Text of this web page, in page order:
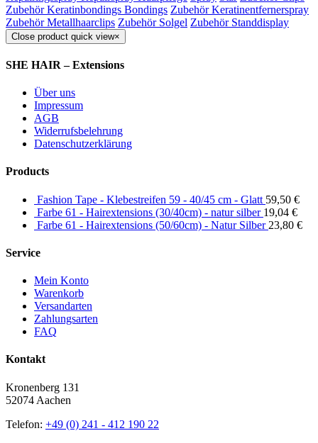
Zubehör Keratinbondings Bondings Zubehör Keratinentfernerspray
Zubehör Metallhaarclips Zubehör Solgel Zubehör Standdisplay
Close product quick view×
SHE HAIR – Extensions
Über uns
Impressum
AGB
Widerrufsbelehrung
Datenschutzerklärung
Products
Fashion Tape - Klebestreifen 59 - 40/45 cm - Glatt 59,50 €
Farbe 61 - Hairextensions (30/40cm) - natur silber 19,04 €
Farbe 61 - Hairextensions (50/60cm) - Natur Silber 23,80 €
Service
Mein Konto
Warenkorb
Versandarten
Zahlungsarten
FAQ
Kontakt
Kronenberg 131
52074 Aachen
Telefon: +49 (0) 241 - 412 190 22